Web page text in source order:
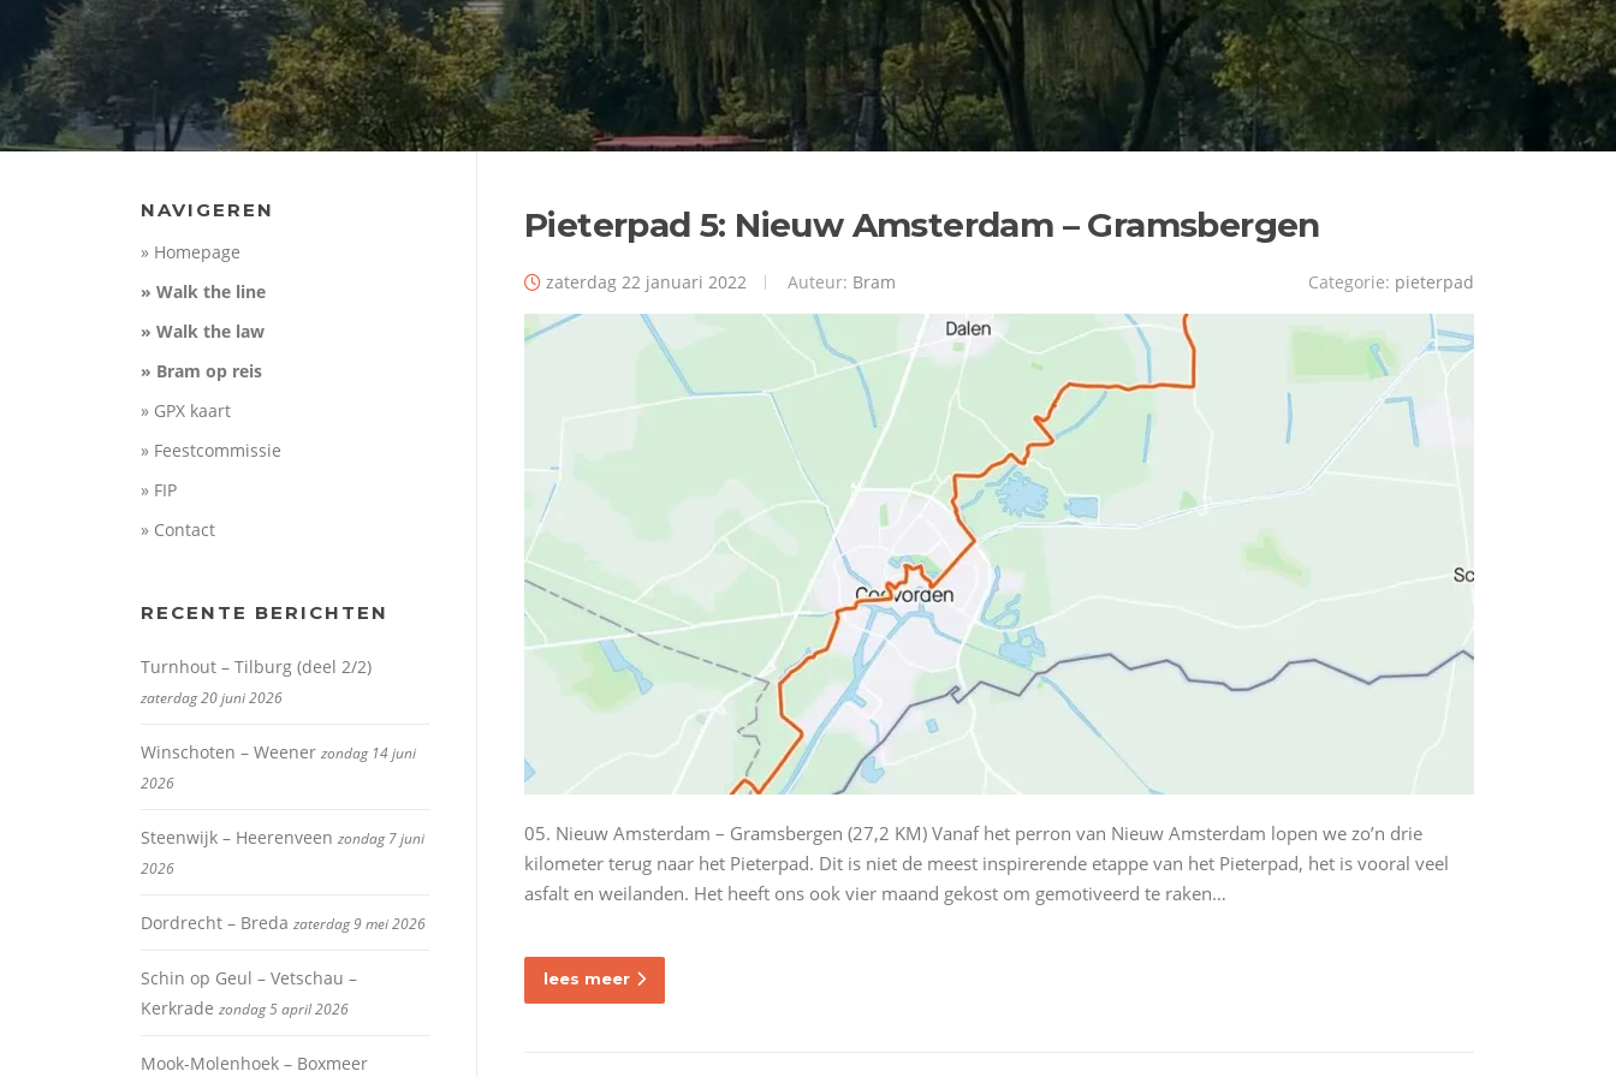
Pieterpad 5: Nieuw Amsterdam – Gramsbergen
zaterdag 22 januari 2022 Auteur: Bram Categorie: pieterpad
05. Nieuw Amsterdam – Gramsbergen (27,2 KM) Vanaf het perron van Nieuw Amsterdam lopen we zo’n drie
kilometer terug naar het Pieterpad. Dit is niet de meest inspirerende etappe van het Pieterpad, het is vooral veel
asfalt en weilanden. Het heeft ons ook vier maand gekost om gemotiveerd te raken…
lees meer
NAVIGEREN
» Homepage
» Walk the line
» Walk the law
» Bram op reis
» GPX kaart
» Feestcommissie
» FIP
» Contact
RECENTE BERICHTEN
Turnhout – Tilburg (deel 2/2)
zaterdag 20 juni 2026
Winschoten – Weener zondag 14 juni
2026
Steenwijk – Heerenveen zondag 7 juni
2026
Dordrecht – Breda zaterdag 9 mei 2026
Schin op Geul – Vetschau –
Kerkrade zondag 5 april 2026
Mook-Molenhoek – Boxmeer